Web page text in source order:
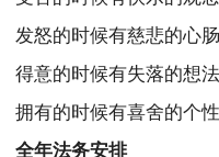
发怒的时候有慈悲的心
得意的时候有失落的想
拥有的时候有喜舍的个
全年法务安排